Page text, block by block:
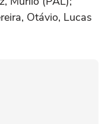
Otávio, Lucas